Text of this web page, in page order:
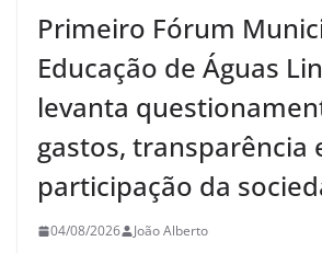
Primeiro Fórum
Educação de Águas
levanta
gastos, transparência
participação da
04/08/2026 João Alberto